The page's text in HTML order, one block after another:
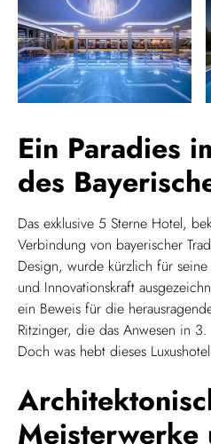
Ein Paradies
des
Das exklusive 5 Sterne Hotel,
Verbindung von bayerischer
Design, wurde kürzlich für
und Innovationskraft
ein Beweis für die
Ritzinger, die das Anwesen in
Doch was hebt dieses
Meisterwerke